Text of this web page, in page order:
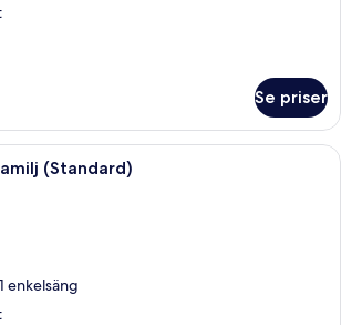
Se priser
Ett hotellrum med två sängar, ett
(Standard)
enkelsäng